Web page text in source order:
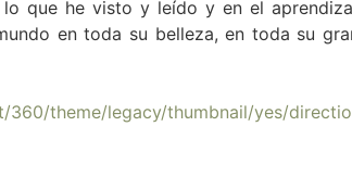
que he visto y leído y en el
en toda su belleza, en toda su
theme/legacy/thumbnail/yes/